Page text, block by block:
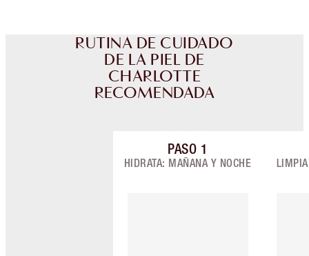
RUTINA DE CUIDADO
DE LA PIEL DE
CHARLOTTE
RECOMENDADA
Artículo 1 de 9
PASO 1
HIDRATA: MAÑANA Y NOCHE